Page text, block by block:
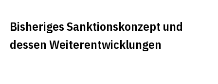
Bisheriges Sanktionskonzept und
dessen Weiterentwicklungen